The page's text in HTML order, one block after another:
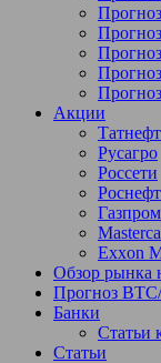
Акции
Русагро
Россети
Газпром
Exxon
Обзор рынка
Прогноз
Банки
Статьи
Статьи